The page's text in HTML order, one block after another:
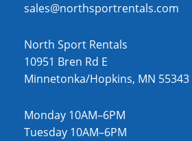
sales@northsportrentals.com
North Sport Rentals
10951 Bren Rd E
Minnetonka/Hopkins, MN 55343
Monday 10AM–6PM
Tuesday 10AM–6PM